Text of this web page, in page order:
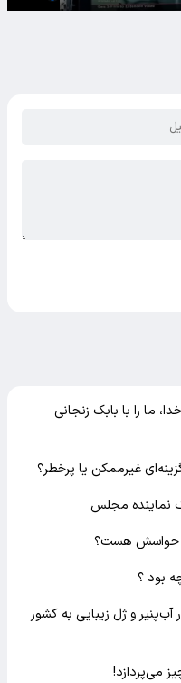
ما را با بابک زنجانی
غیرممکن یا پرخطر؟
نماینده مجلس
بود ؟
و ژل زیبایی به کشور
می‌پردازد!